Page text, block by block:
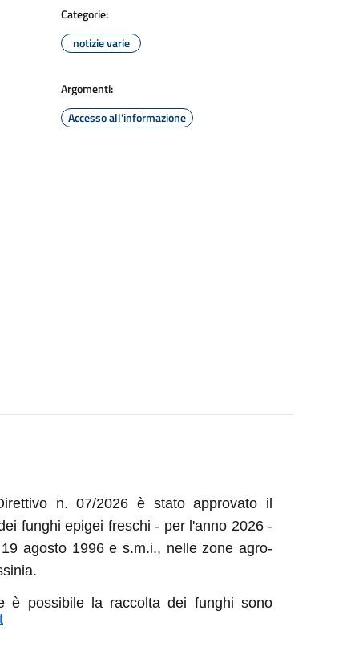
Categorie:
notizie varie
Argomenti:
Accesso all'informazione
n. 07/2026 è stato approvato il
funghi epigei freschi - per l'anno 2026 -
agosto 1996 e s.m.i., nelle zone agro-
è possibile la raccolta dei funghi sono